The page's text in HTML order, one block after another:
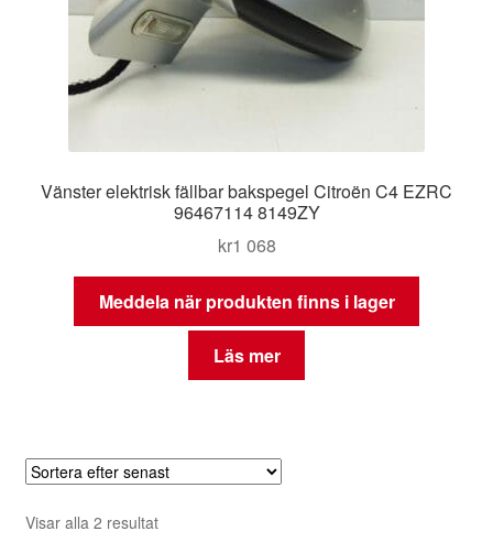
Vänster elektrisk fällbar bakspegel Citroën C4 EZRC
96467114 8149ZY
kr1 068
Meddela när produkten finns i lager
Läs mer
Visar alla 2 resultatSortera